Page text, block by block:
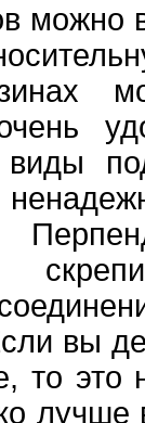
можно
вы
то это
лучше